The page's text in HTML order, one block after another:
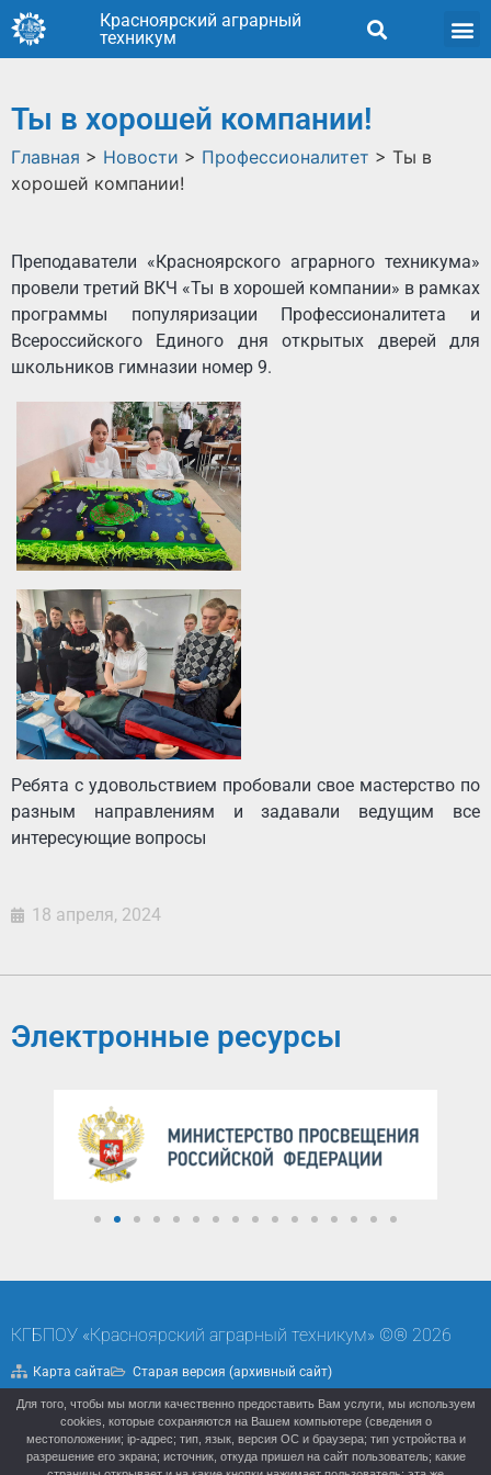
Красноярский аграрный
техникум
Ты в хорошей компании!
Главная > Новости > Профессионалитет > Ты в
хорошей компании!
Преподаватели «Красноярского аграрного техникума»
провели третий ВКЧ «Ты в хорошей компании» в рамках
программы популяризации Профессионалитета и
Всероссийского Единого дня открытых дверей для
школьников гимназии номер 9.
Ребята с удовольствием пробовали свое мастерство по
разным направлениям и задавали ведущим все
интересующие вопросы
18 апреля, 2024
Электронные ресурсы
КГБПОУ «Красноярский аграрный техникум» ©® 2026
Карта сайта Старая версия (архивный сайт)
Политика конфиденциальности
Для того, чтобы мы могли качественно предоставить Вам услуги, мы используем
cookies, которые сохраняются на Вашем компьютере (сведения о
местоположении; ip-адрес; тип, язык, версия ОС и браузера; тип устройства и
разрешение его экрана; источник, откуда пришел на сайт пользователь; какие